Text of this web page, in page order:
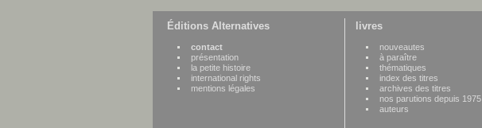
Éditions Alternatives
contact
présentation
la petite histoire
international rights
mentions légales
livres
nouveautes
à paraître
thématiques
index des titres
archives des titres
nos parutions depuis 1975
auteurs